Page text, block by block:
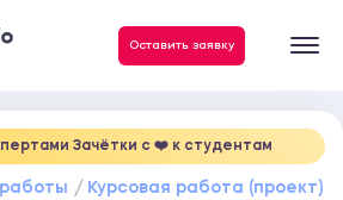
Оставить заявку
Зачётки c ❤️ к студентам
Курсовая работа (проект)